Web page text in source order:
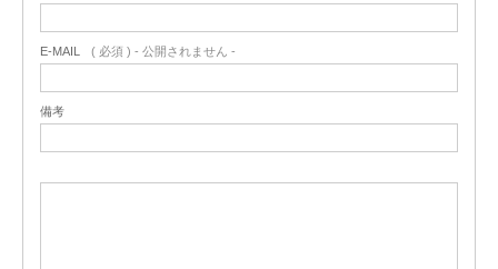
E-MAIL ( 必須 ) - 公開されません -
備考